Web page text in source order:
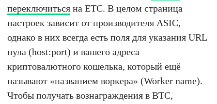
переключиться на ETC. В целом страница
настроек зависит от производителя ASIC,
однако в них всегда есть поля для указания URL
пула (host:port) и вашего адреса
криптовалютного кошелька, который ещё
называют «названием воркера» (Worker name).
Чтобы получать вознаграждения в BTC,